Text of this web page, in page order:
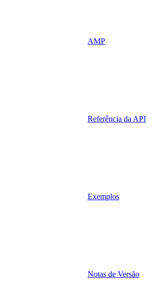
AMP
Referência da API
Exemplos
Notas de Versão